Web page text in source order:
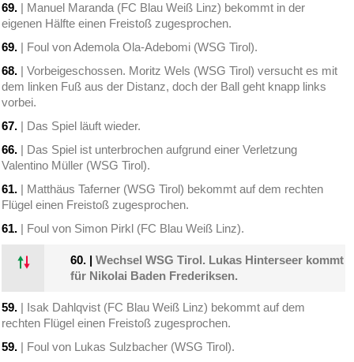
69. | Manuel Maranda (FC Blau Weiß Linz) bekommt in der
eigenen Hälfte einen Freistoß zugesprochen.
69. | Foul von Ademola Ola-Adebomi (WSG Tirol).
68. | Vorbeigeschossen. Moritz Wels (WSG Tirol) versucht es mit
dem linken Fuß aus der Distanz, doch der Ball geht knapp links
vorbei.
67. | Das Spiel läuft wieder.
66. | Das Spiel ist unterbrochen aufgrund einer Verletzung
Valentino Müller (WSG Tirol).
61. | Matthäus Taferner (WSG Tirol) bekommt auf dem rechten
Flügel einen Freistoß zugesprochen.
61. | Foul von Simon Pirkl (FC Blau Weiß Linz).
60. |Wechsel WSG Tirol. Lukas Hinterseer kommt
für Nikolai Baden Frederiksen.
59. | Isak Dahlqvist (FC Blau Weiß Linz) bekommt auf dem
rechten Flügel einen Freistoß zugesprochen.
59. | Foul von Lukas Sulzbacher (WSG Tirol).